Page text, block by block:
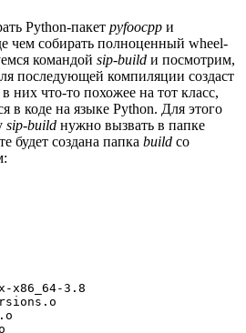
Python-пакет pyfoocpp и
чем собирать полноценный wheel-
командой sip-build и посмотрим,
последующей компиляции создаст
них что-то похожее на тот класс,
в коде на языке Python. Для этого
sip-build нужно вызвать в папке
будет создана папка build со
x86_64-3.8